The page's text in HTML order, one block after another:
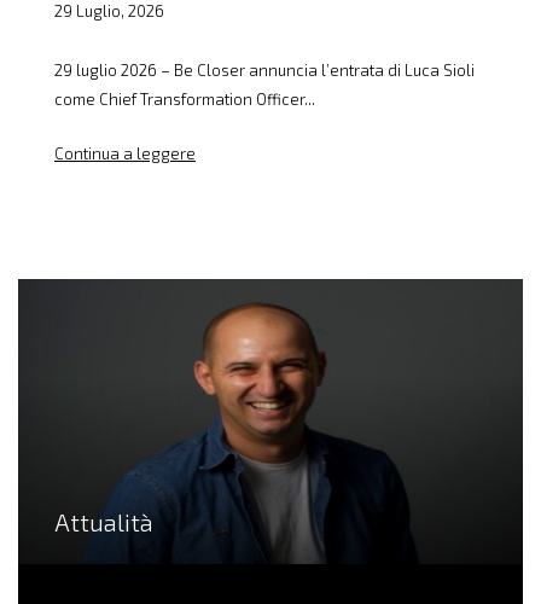
29 Luglio, 2026
29 luglio 2026 – Be Closer annuncia l’entrata di Luca Sioli
come Chief Transformation Officer...
Continua a leggere
Attualità